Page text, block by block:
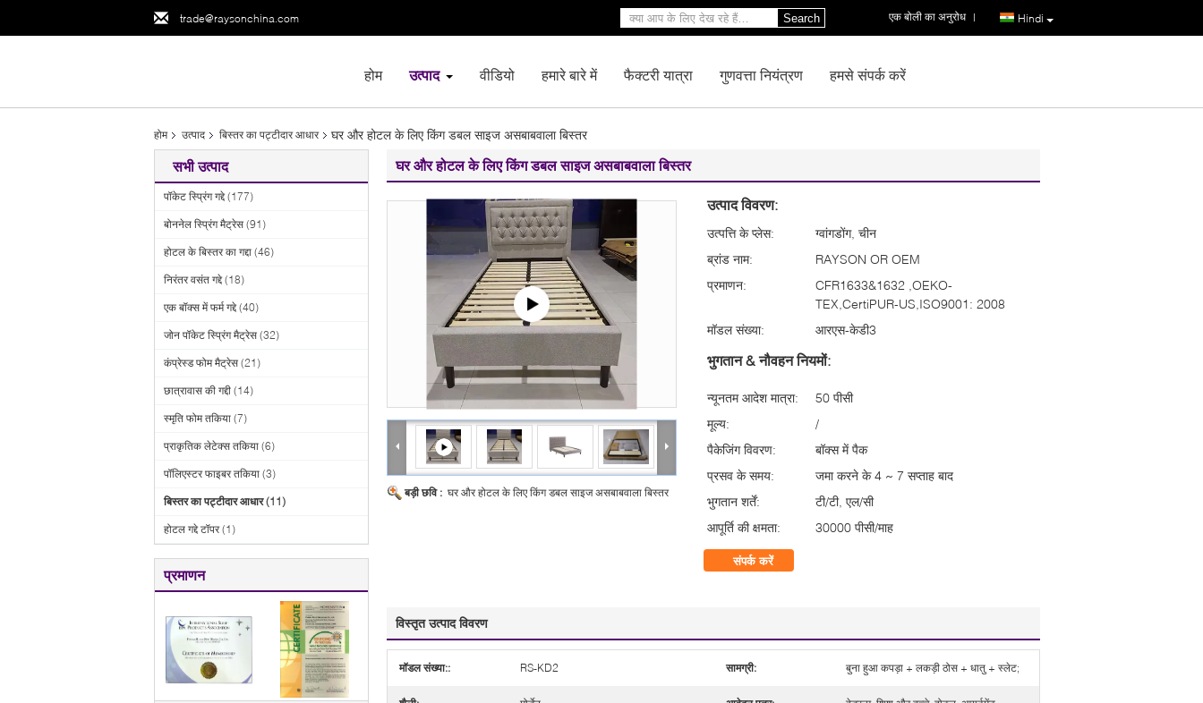
trade@raysonchina.com Hindi
एक बोली का अनुरोध |
Search
होम उत्पाद वीडियो हमारे बारे में फैक्टरी यात्रा गुणवत्ता नियंत्रण हमसे संपर्क करें
होम उत्पाद बिस्तर का पट्टीदार आधार घर और होटल के लिए किंग डबल साइज असबाबवाला बिस्तर
सभी उत्पाद
पॉकेट स्प्रिंग गद्दे (177)
बोननेल स्प्रिंग मैट्रेस (91)
होटल के बिस्तर का गद्दा (46)
निरंतर वसंत गद्दे (18)
एक बॉक्स में फर्म गद्दे (40)
जोन पॉकेट स्प्रिंग मैट्रेस (32)
कंप्रेस्ड फोम मैट्रेस (21)
छात्रावास की गद्दी (14)
स्मृति फोम तकिया (7)
प्राकृतिक लेटेक्स तकिया (6)
पॉलिएस्टर फाइबर तकिया (3)
बिस्तर का पट्टीदार आधार (11)
होटल गद्दे टॉपर (1)
प्रमाणन
घर और होटल के लिए किंग डबल साइज असबाबवाला बिस्तर
बड़ी छवि : घर और होटल के लिए किंग डबल साइज असबाबवाला बिस्तर
उत्पाद विवरण:
उत्पत्ति के प्लेस:
ग्वांगडोंग, चीन
ब्रांड नाम:
RAYSON OR OEM
प्रमाणन:
CFR1633&1632 ,OEKO-
TEX,CertiPUR-US,ISO9001: 2008
मॉडल संख्या:
आरएस-केडी3
भुगतान & नौवहन नियमों:
न्यूनतम आदेश मात्रा:
50 पीसी
मूल्य:
/
पैकेजिंग विवरण:
बॉक्स में पैक
प्रसव के समय:
जमा करने के 4 ~ 7 सप्ताह बाद
भुगतान शर्तें:
टी/टी, एल/सी
आपूर्ति की क्षमता:
30000 पीसी/माह
संपर्क करें
विस्तृत उत्पाद विवरण
मॉडल संख्या:: RS-KD2 सामग्री: बुना हुआ कपड़ा + लकड़ी ठोस + धातु + स्लेट;